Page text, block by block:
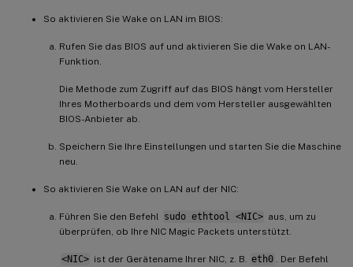
So aktivieren Sie Wake on LAN im BIOS:
Rufen Sie das BIOS auf und aktivieren Sie die Wake on LAN-
Funktion.
Die Methode zum Zugriff auf das BIOS hängt vom Hersteller
Ihres Motherboards und dem vom Hersteller ausgewählten
BIOS-Anbieter ab.
Speichern Sie Ihre Einstellungen und starten Sie die Maschine
neu.
So aktivieren Sie Wake on LAN auf der NIC:
Führen Sie den Befehl sudo ethtool <NIC> aus, um zu
überprüfen, ob Ihre NIC Magic Packets unterstützt.
<NIC> ist der Gerätename Ihrer NIC, z. B. eth0
. Der Befehl